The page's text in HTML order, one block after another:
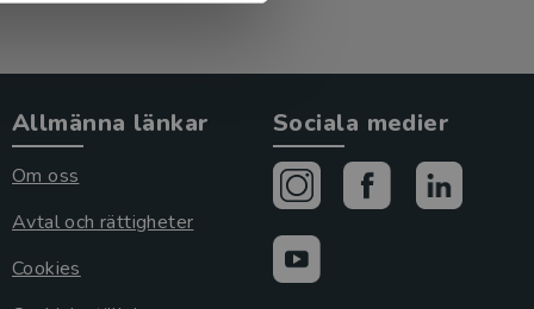
Allmänna länkar
Om oss
Avtal och rättigheter
Cookies
Sociala medier